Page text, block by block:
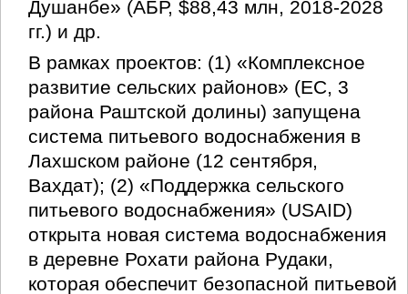
Душанбе» (АБР, $88,43 млн, 2018-2028
гг.) и др.
В рамках проектов: (1) «Комплексное
развитие сельских районов» (ЕС, 3
района Раштской долины) запущена
система питьевого водоснабжения в
Лахшском районе (12 сентября,
Вахдат); (2) «Поддержка сельского
питьевого водоснабжения» (USAID)
открыта новая система водоснабжения
в деревне Рохати района Рудаки,
которая обеспечит безопасной питьевой